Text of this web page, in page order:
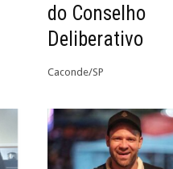
do Conselho
Deliberativo
Caconde/SP